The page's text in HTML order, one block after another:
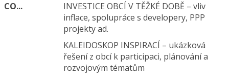
CO...
INVESTICE OBCÍ V TĚŽKÉ DOBĚ – vliv
inflace, spolupráce s developery, PPP
projekty ad.
KALEIDOSKOP INSPIRACÍ – ukázková
řešení z obcí k participaci, plánování a
rozvojovým tématům